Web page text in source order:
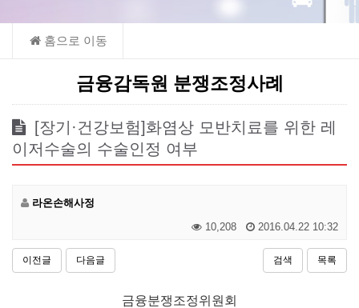
금융감독원 분쟁조정사례
[장기·건강보험]화염상 모반치료를 위한 레
이저수술의 수술인정 여부
라온손해사정
10,208
2016.04.22 10:32
이전글 다음글 검색 목록
금융분쟁조정위원회